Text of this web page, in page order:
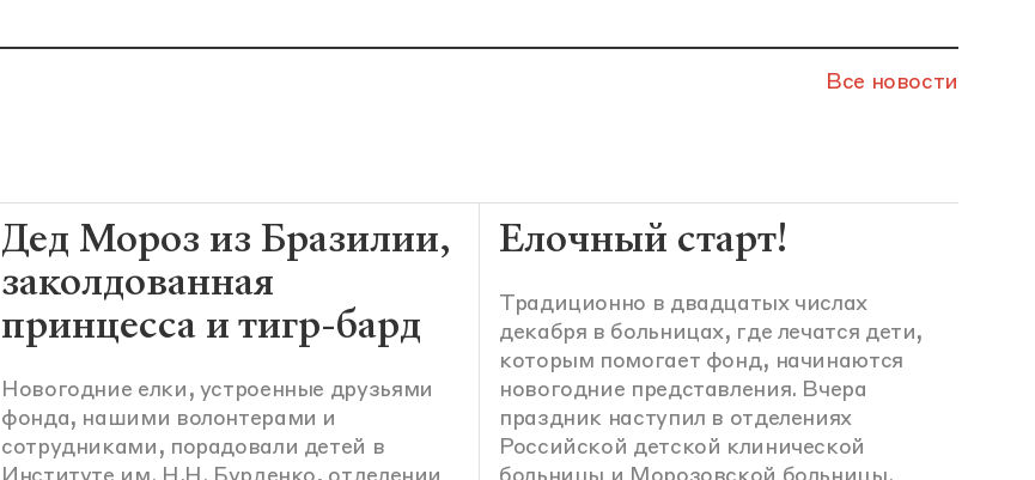
Все новости
Дед Мороз из Бразилии,
заколдованная
принцесса и тигр-бард
Новогодние елки, устроенные друзьями
фонда, нашими волонтерами и
сотрудниками, порадовали детей в
Елочный старт!
Традиционно в двадцатых числах
декабря в больницах, где лечатся дети,
которым помогает фонд, начинаются
новогодние представления. Вчера
праздник наступил в отделениях
Российской детской клинической